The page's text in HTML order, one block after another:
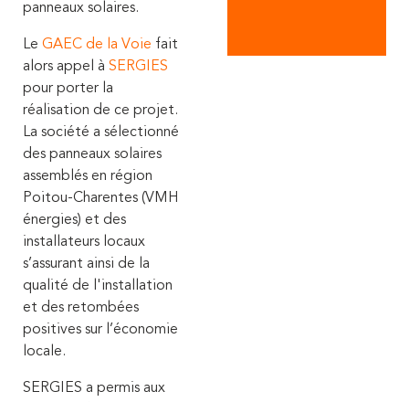
panneaux solaires.
Le GAEC de la Voie fait
alors appel à SERGIES
pour porter la
réalisation de ce projet.
La société a sélectionné
des panneaux solaires
assemblés en région
Poitou-Charentes (VMH
énergies) et des
installateurs locaux
s’assurant ainsi de la
qualité de l'installation
et des retombées
positives sur l’économie
locale.
SERGIES a permis aux